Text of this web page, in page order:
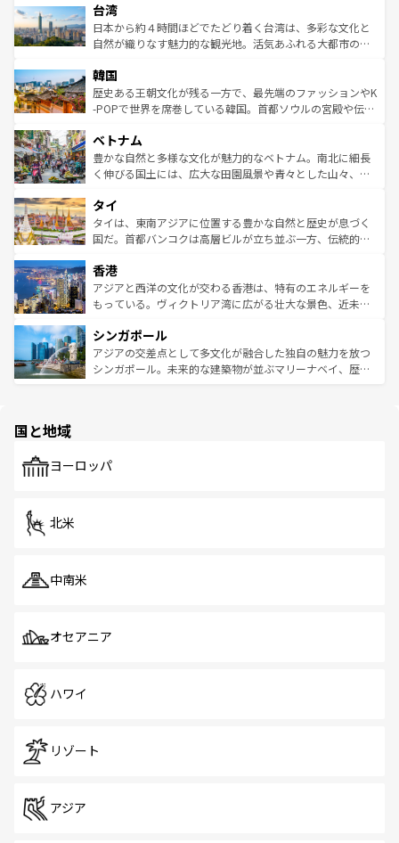
ならではの贅沢な旅のスタイルだ。 なお、新着のアメリカ
情報はコンテンツ一覧を参照してほしい。
れるおもてなしの心で訪れる人々を迎えてくれるハワイの
人々、おいしいローカルフードやハワイアンミュージッ
ク、伝統的なフラダンスなど、すべてがハワイの魅力を彩
ワイを、存分に味わってほしい。 なお、新着のハワイ情報
はコンテンツ一覧を参照してほしい。
リアリーフや大陸中央部にそびえるウルル（エアーズロッ
ク）、タスマニアの美しい原生林やケアンズの熱帯雨林な
ど、見どころがたくさん。また、カフェやワイン、オージ
いる。アクティビティも充実しており、サーフィンやダイ
ビング、ハイキングなど、アウトドア好きにはたまらな
い。オーストラリアの多彩な魅力を存分に味わいつくそ
参照してほしい。
台湾
日本から約４時間ほどでたどり着く台湾は、多彩な文化と
自然が織りなす魅力的な観光地。活気あふれる大都市の台
ン）、静ひつな山岳地帯である台湾東部など、都市の喧騒
と山間の静けさが共存しており、訪れる人に新しい発見と
驚きをもたらしてくれる。また、奥深い台湾の食文化も魅
容にもいいと評判のスイーツなど、バラエティ豊かな料理
が味わえる。 なお、新着の台湾情報は コンテンツ一覧を参
照してほしい。
韓国
歴史ある王朝文化が残る一方で、最先端のファッションやK
-POPで世界を席巻している韓国。首都ソウルの宮殿や伝統
き、地方に足を延ばせば四季折々の自然美を楽しむことが
できる。そして、キムチや焼肉、絶品のストリートフード
まで、さまざまな韓国料理が待っている。夜には、韓国な
リティに包まれながら、韓国の多彩な魅力を心ゆくまで味
わってみてほしい。 なお、新着の韓国情報はコンテンツ一
覧を参照してほしい。
ベトナム
豊かな自然と多様な文化が魅力的なベトナム。南北に細長
く伸びる国土には、広大な田園風景や青々とした山々、世
急速な発展と共に伝統が息づく。ハノイの古い町並みやホ
ーチミン市のフランス統治時代の建物も、独特の雰囲気を
醸し出している。また、バラエティの豊かさとおいしさで
とつ。フォーやバインミー、ベトナムコーヒーなどは、ぜ
ひ現地で味わいたい。どの地域を訪れてもあたたかい人々
が旅行者を迎えてくれるので、きっと忘れられない旅にな
参照してほしい。
タイ
タイは、東南アジアに位置する豊かな自然と歴史が息づく
国だ。首都バンコクは高層ビルが立ち並ぶ一方、伝統的な
の活気が交差している。北部ではチェンマイなどの山岳地
帯で自然と触れ合い、南部ではプーケットやクラビの美し
いビーチでリゾート気分を楽しむことができる。タイ料理
激する。気候は一年中温暖で、どの季節にも異なる楽しみ
が待っている。親しみやすいタイの人々、仏教を中心とし
た文化、そして多様な観光資源が、訪れる旅人を魅了し続
香港
アジアと西洋の文化が交わる香港は、特有のエネルギーを
もっている。ヴィクトリア湾に広がる壮大な景色、近未来
み、どこを訪れても感動するはず。観光スポットが密集し
ており、効率よく見どころを回れるのも魅力。息をのむよ
うな絶景から文化的な体験まで、香港を存分に楽しみ尽く
シンガポール
アジアの交差点として多文化が融合した独自の魅力を放つ
シンガポール。未来的な建築物が並ぶマリーナベイ、歴史
で、ホーカーズは地元の風情を楽しめる外せないスポット
国と地域
ヨーロッパ
北米
中南米
オセアニア
ハワイ
リゾート
アジア